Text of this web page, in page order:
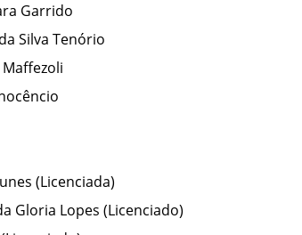
Garrido
Silva Tenório
(Licenciada)
Gloria Lopes (Licenciado)